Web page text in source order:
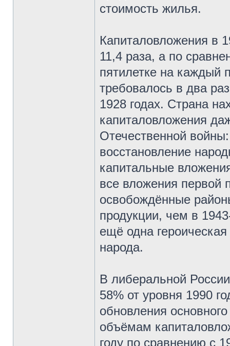
стоимость жилья.
Капиталовложения в
11,4 раза, а по
пятилетке на каждый
требовалось в два
1928 годах. Страна
капиталовложения
Отечественной
восстановление
капитальные
все вложения первой
освобождённые
продукции, чем в
ещё одна героическая
народа.
В либеральной
58% от уровня 1990
обновления
объёмам
году по сравнению с